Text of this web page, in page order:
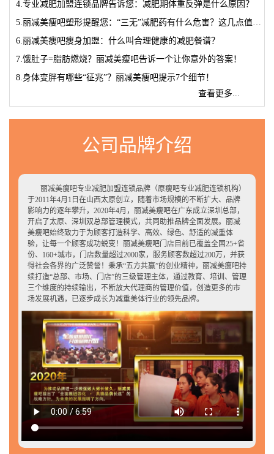
4.专业减肥加盟连锁品牌告诉您：减肥期体重反弹是什么原因？
5.丽减美瘦吧塑形提醒您：“三无”减肥药有什么危害？这几点值得警
6.丽减美瘦吧瘦身加盟：什么叫合理健康的减肥餐谱？
7.饿肚子=脂肪燃烧？丽减美瘦吧告诉一个让你意外的答案！
8.身体变胖有哪些“征兆”？丽减美瘦吧提示7个细节！
查看更多...
公司品牌介绍
丽减美瘦吧专业减肥加盟连锁品牌（原瘦吧专业减肥连锁机构）
于2011年4月1日在山西太原创立，随着市场规模的不断扩大、品牌
影响力的逐年攀升，2020年4月，丽减美瘦吧在广东成立深圳总部，
开启了太原、深圳双总部管理模式，共同助推品牌全面发展。丽减
美瘦吧始终致力于为顾客打造科学、高效、绿色、舒适的减重体
验，让每一个顾客成功蜕变！丽减美瘦吧门店目前已覆盖全国25+省
份、160+城市，门店数量超过2000家，服务顾客数超过200万，并获
得社会各界的广泛赞誉！秉承“五方共赢”的创业精神，丽减美瘦吧持
续打造“总部、市场、门店”的三级管理主体，通过教育、培训、管理
三个维度的持续输出，不断放大代理商的管理价值，创造更多的市
场发展机遇，已逐步成长为减重美体行业的领先品牌。